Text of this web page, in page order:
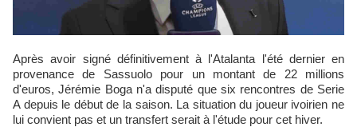
Après avoir signé définitivement à l'Atalanta l'été dernier en
provenance de Sassuolo pour un montant de 22 millions
d'euros, Jérémie Boga n'a disputé que six rencontres de Serie
A depuis le début de la saison. La situation du joueur ivoirien ne
lui convient pas et un transfert serait à l'étude pour cet hiver.